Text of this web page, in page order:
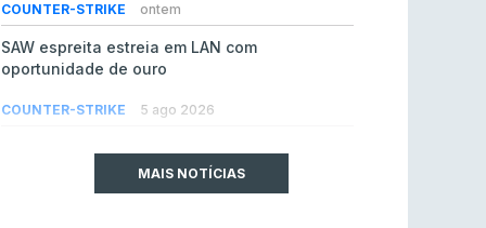
COUNTER-STRIKE ontem
SAW espreita estreia em LAN com
oportunidade de ouro
COUNTER-STRIKE 5 ago 2026
do Counter-Strike 2MAIS NOTÍCIAS